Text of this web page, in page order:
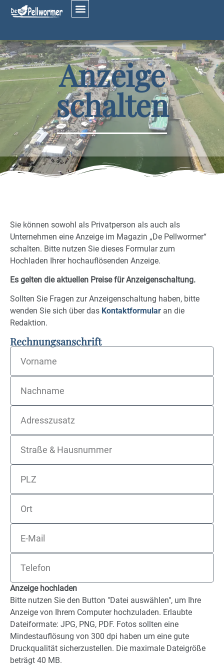
Anzeige
schalten
Sie können sowohl als Privatperson als auch als
Unternehmen eine Anzeige im Magazin „De Pellwormer“
schalten. Bitte nutzen Sie dieses Formular zum
Hochladen Ihrer hochauflösenden Anzeige.
Es gelten die aktuellen Preise für Anzeigenschaltung.
Sollten Sie Fragen zur Anzeigenschaltung haben, bitte
wenden Sie sich über das Kontaktformular an die
Redaktion.
Rechnungsanschrift
Anzeige hochladen
Bitte nutzen Sie den Button "Datei auswählen", um Ihre
Anzeige von Ihrem Computer hochzuladen. Erlaubte
Dateiformate: JPG, PNG, PDF. Fotos sollten eine
Mindestauflösung von 300 dpi haben um eine gute
Druckqualität sicherzustellen. Die maximale Dateigröße
beträgt 40 MB.